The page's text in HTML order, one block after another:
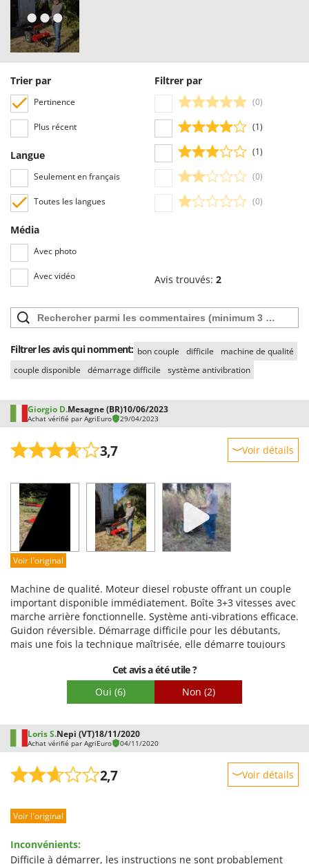
Trier par
Pertinence
Plus récent
Langue
Seulement en français
Toutes les langues
Média
Avec photo
Avec vidéo
Filtrer par
(0)
(1)
(1)
(0)
(0)
Avis trouvés: 2
Filtrer les avis qui nomment: bon couple difficile
machine de qualité
couple disponible
démarrage difficile système antivibration
Giorgio D.Mesagne (BR)10/06/2023
Achat vérifié par AgriEuro 29/04/2023
3,7 Voir détails
Prestations
Facilité d'utilisation
Qualité / Prix
Facilité de montage
Voir l'original
Machine de qualité. Moteur diesel robuste offrant un couple
important disponible immédiatement. Boîte 3+3 vitesses avec
marche arrière fonctionnelle. Système anti-vibrations efficace.
Guidon réversible. Démarrage difficile pour les débutants,
mais une fois la technique maîtrisée, elle démarre toujours
Cet avis a été utile ?
Oui (6) Non (2)
Loris S.Nepi (VT)18/11/2020
Achat vérifié par AgriEuro 04/11/2020
2,7 Voir détails
Prestations
Qualité / Prix
Voir l'original
Inconvénients:
Difficile à démarrer, les instructions ne sont probablement